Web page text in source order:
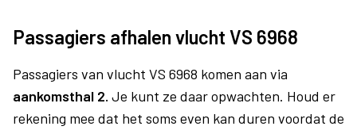
Passagiers afhalen vlucht VS 6968
Passagiers van vlucht VS 6968 komen aan via
aankomsthal 2. Je kunt ze daar opwachten. Houd er
rekening mee dat het soms even kan duren voordat de